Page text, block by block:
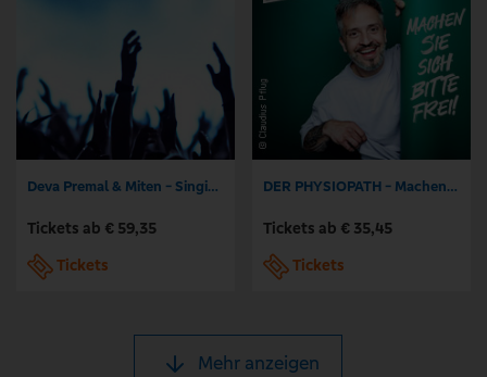
Deva Premal & Miten - Singing our Prayers 2026
Tickets ab € 59,35
Tickets
DER PHYSIOPATH - Machen Sie sich bitte frei!
Tickets ab € 35,45
Tickets
Mehr anzeigen